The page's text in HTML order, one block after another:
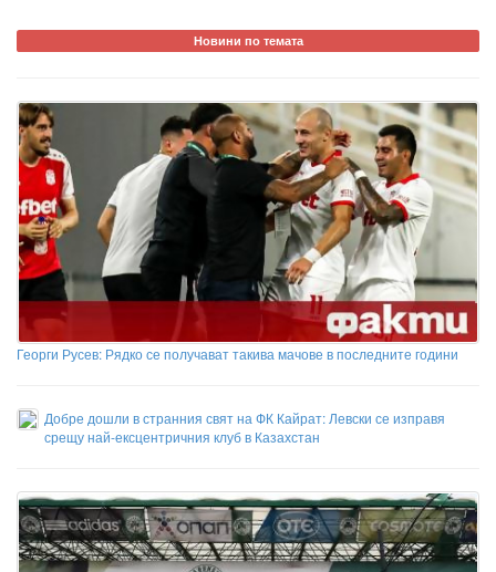
Новини по темата
Георги Русев: Рядко се получават такива мачове в последните години
Добре дошли в странния свят на ФК Кайрат: Левски се изправя
срещу най-ексцентричния клуб в Казахстан